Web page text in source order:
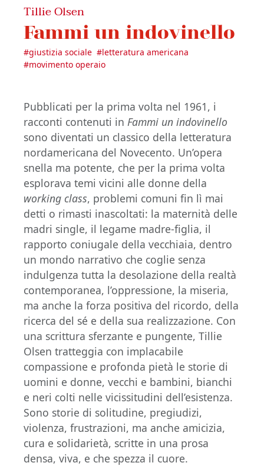
Tillie Olsen
Fammi un indovinello
#giustizia sociale #letteratura americana
#movimento operaio
Pubblicati per la prima volta nel 1961, i
racconti contenuti in Fammi un indovinello
sono diventati un classico della letteratura
nordamericana del Novecento. Un’opera
snella ma potente, che per la prima volta
esplorava temi vicini alle donne della
working class, problemi comuni fin lì mai
detti o rimasti inascoltati: la maternità delle
madri single, il legame madre-figlia, il
rapporto coniugale della vecchiaia, dentro
un mondo narrativo che coglie senza
indulgenza tutta la desolazione della realtà
contemporanea, l’oppressione, la miseria,
ma anche la forza positiva del ricordo, della
ricerca del sé e della sua realizzazione. Con
una scrittura sferzante e pungente, Tillie
Olsen tratteggia con implacabile
compassione e profonda pietà le storie di
uomini e donne, vecchi e bambini, bianchi
e neri colti nelle vicissitudini dell’esistenza.
Sono storie di solitudine, pregiudizi,
violenza, frustrazioni, ma anche amicizia,
cura e solidarietà, scritte in una prosa
densa, viva, e che spezza il cuore.